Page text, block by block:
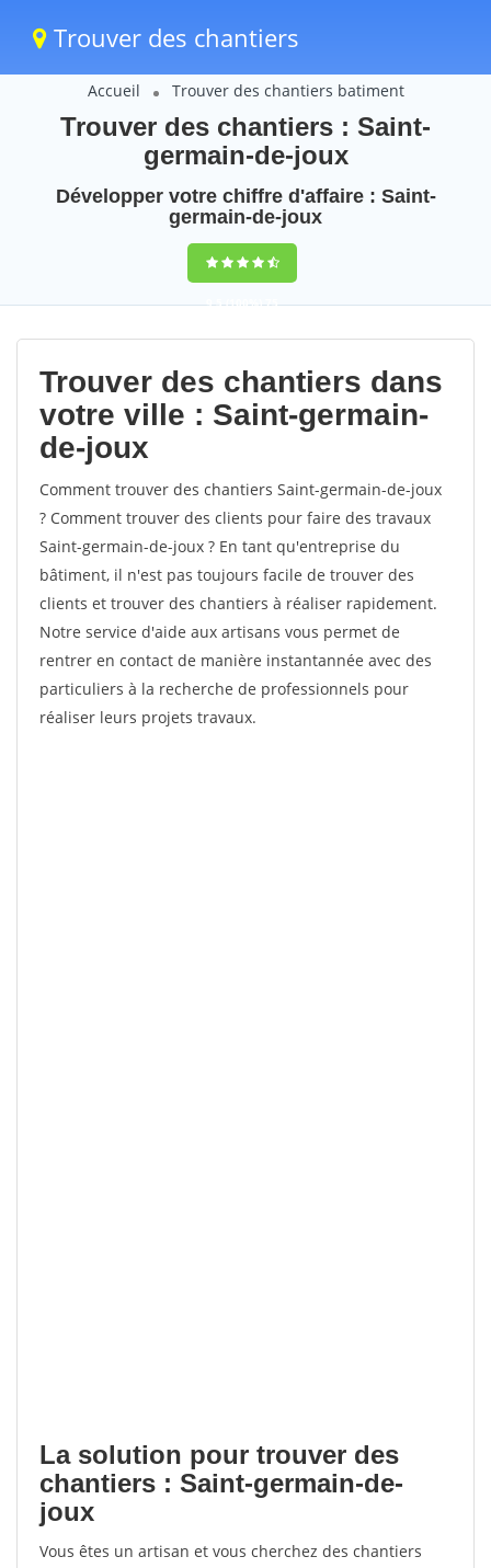
Trouver des chantiers
Accueil Trouver des chantiers batiment
Trouver des chantiers : Saint-
germain-de-joux
Développer votre chiffre d'affaire : Saint-
germain-de-joux
9,5(100%)75
votes
Trouver des chantiers dans
votre ville : Saint-germain-
de-joux
Comment trouver des chantiers Saint-germain-de-joux
? Comment trouver des clients pour faire des travaux
Saint-germain-de-joux ? En tant qu'entreprise du
bâtiment, il n'est pas toujours facile de trouver des
clients et trouver des chantiers à réaliser rapidement.
Notre service d'aide aux artisans vous permet de
rentrer en contact de manière instantannée avec des
particuliers à la recherche de professionnels pour
réaliser leurs projets travaux.
La solution pour trouver des
chantiers : Saint-germain-de-
joux
Vous êtes un artisan et vous cherchez des chantiers